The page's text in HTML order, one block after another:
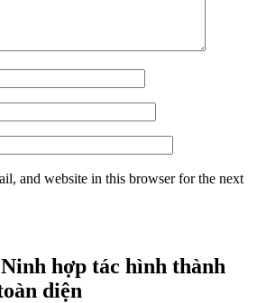
and website in this browser for the next
hợp tác hình thành
diện